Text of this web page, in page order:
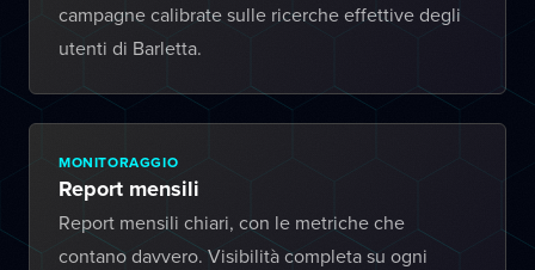
campagne calibrate sulle ricerche effettive degli
utenti di Barletta.
MONITORAGGIO
Report mensili
Report mensili chiari, con le metriche che
contano davvero. Visibilità completa su ogni